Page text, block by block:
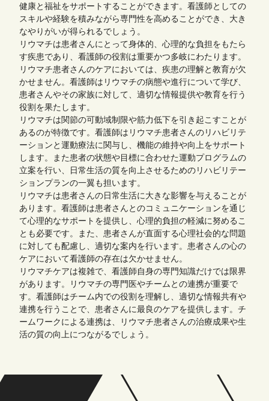
健康と福祉をサポートすることができます。看護師としての
スキルや経験を積みながら専門性を高めることができ、大き
なやりがいが得られるでしょう。
リウマチは患者さんにとって身体的、心理的な負担をもたら
す疾患であり、看護師の役割は重要かつ多岐にわたります。
リウマチ患者さんのケアにおいては、疾患の理解と教育が欠
かせません。看護師はリウマチの病態や進行について学び、
患者さんやその家族に対して、適切な情報提供や教育を行う
役割を果たします。
リウマチは関節の可動域制限や筋力低下を引き起こすことが
あるのが特徴です。看護師はリウマチ患者さんのリハビリテ
ーションと運動療法に関与し、機能の維持や向上をサポート
します。また患者の状態や目標に合わせた運動プログラムの
立案を行い、日常生活の質を向上させるためのリハビリテー
ションプランの一翼も担います。
リウマチは患者さんの日常生活に大きな影響を与えることが
あります。看護師は患者さんとのコミュニケーションを通じ
て心理的なサポートを提供し、心理的負担の軽減に努めるこ
とも必要です。また、患者さんが直面する心理社会的な問題
に対しても配慮し、適切な案内を行います。患者さんの心の
ケアにおいて看護師の存在は欠かせません。
リウマチケアは複雑で、看護師自身の専門知識だけでは限界
があります。リウマチの専門医やチームとの連携が重要で
す。看護師はチーム内での役割を理解し、適切な情報共有や
連携を行うことで、患者さんに最良のケアを提供します。チ
ームワークによる連携は、リウマチ患者さんの治療成果や生
活の質の向上につながるでしょう。